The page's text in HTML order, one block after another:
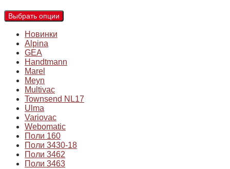
Выбрать опции
Новинки
Alpina
GEA
Handtmann
Marel
Meyn
Multivac
Townsend NL17
Ulma
Variovac
Webomatic
Поли 160
Поли 3430-18
Поли 3462
Поли 3463